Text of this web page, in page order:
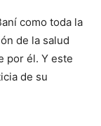
como toda la
de la salud
por él. Y este
de su